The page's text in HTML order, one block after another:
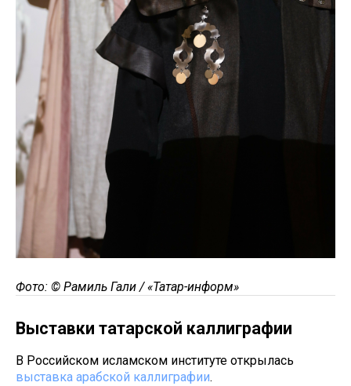
Фото: © Рамиль Гали / «Татар-информ»
Выставки татарской каллиграфии
В Российском исламском институте открылась
выставка арабской каллиграфии.